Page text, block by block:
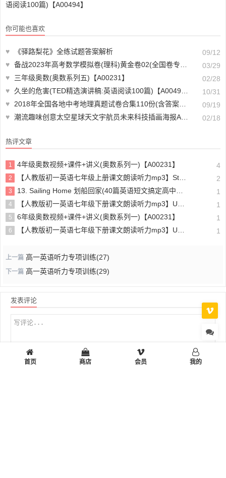
语阅读100篇)【A00494】
你可能也喜欢
♥ 《驿路梨花》全练试题答案解析
09/12
♥ 备战2023年高考数学模拟卷(理科)黄金卷02(全国卷专用)(原卷版+解析版)(doc格式下载)【A02273】
03/29
♥
三年级奥数(奥数系列五)【A00231】
02/28
♥ 久坐的危害(TED精选演讲稿:英语阅读100篇)【A00494】
10/31
♥ 2018年全国各地中考地理真题试卷合集110份(含答案)(doc格式下载)【A00842】
09/19
♥ 潮流趣味创意太空星球天文宇航员未来科技插画海报AI矢量设计素材【A02744】 02/18
热评文章
1 4年级奥数视频+课件+讲义(奥数系列一)【A00231】 4
2 【人教版初一英语七年级上册课文朗读听力mp3】Starter unit 1 Good morning! 2
3 13. Sailing Home 划船回家(40篇英语短文搞定高中高考3500个单词) 1
4 【人教版初一英语七年级下册课文朗读听力mp3】Unit 4 1
5 6年级奥数视频+课件+讲义(奥数系列一)【A00231】 1
6 【人教版初一英语七年级下册课文朗读听力mp3】Unit 6 1
上一篇 高一英语听力专项训练(27)
下一篇 高一英语听力专项训练(29)
发表评论
首页 商店 会员 我的